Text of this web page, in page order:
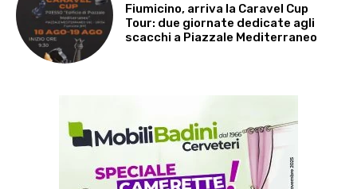
Fiumicino, arriva la Caravel Cup
Tour: due giornate dedicate agli
scacchi a Piazzale Mediterraneo